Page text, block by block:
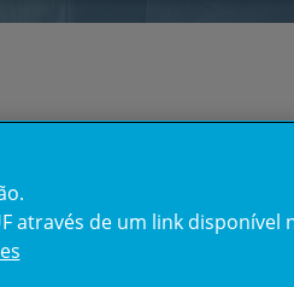
de um link disponível